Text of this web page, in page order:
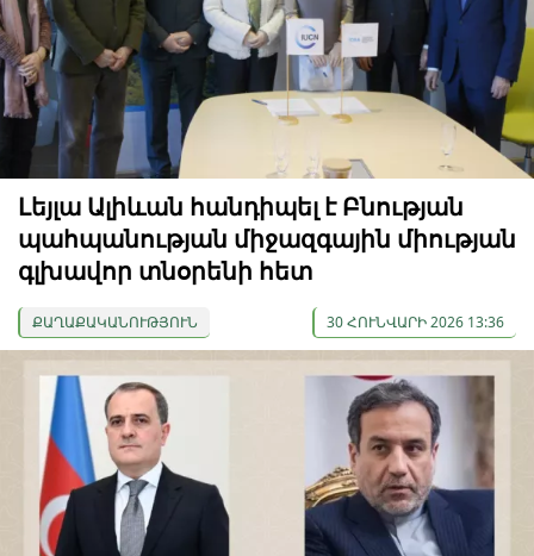
Լեյլա Ալիևան հանդիպել է Բնության
պահպանության միջազգային միության
գլխավոր տնօրենի հետ
ՔԱՂԱՔԱԿԱՆՈՒԹՅՈՒՆ 30 ՀՈՒՆՎԱՐԻ 2026 13:36